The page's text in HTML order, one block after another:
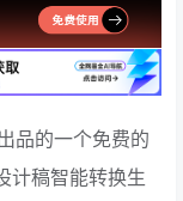
品的一个免费的
计稿智能转换生